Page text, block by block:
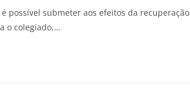
possível submeter aos efeitos da recuperação
o colegiado,…